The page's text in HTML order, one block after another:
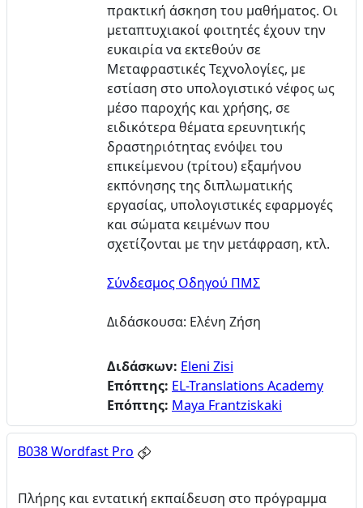
πρακτική άσκηση του μαθήματος. Οι
μεταπτυχιακοί φοιτητές έχουν την
ευκαιρία να εκτεθούν σε
Μεταφραστικές Τεχνολογίες, με
εστίαση στο υπολογιστικό νέφος ως
μέσο παροχής και χρήσης, σε
ειδικότερα θέματα ερευνητικής
δραστηριότητας ενόψει του
επικείμενου (τρίτου) εξαμήνου
εκπόνησης της διπλωματικής
εργασίας, υπολογιστικές εφαρμογές
και σώματα κειμένων που
σχετίζονται με την μετάφραση, κτλ.
Σύνδεσμος Οδηγού ΠΜΣ
Διδάσκουσα: Ελένη Ζήση
Διδάσκων: Eleni Zisi
Επόπτης: EL-Translations Academy
Επόπτης: Maya Frantziskaki
B038 Wordfast Pro
Πλήρης και εντατική εκπαίδευση στο πρόγραμμα